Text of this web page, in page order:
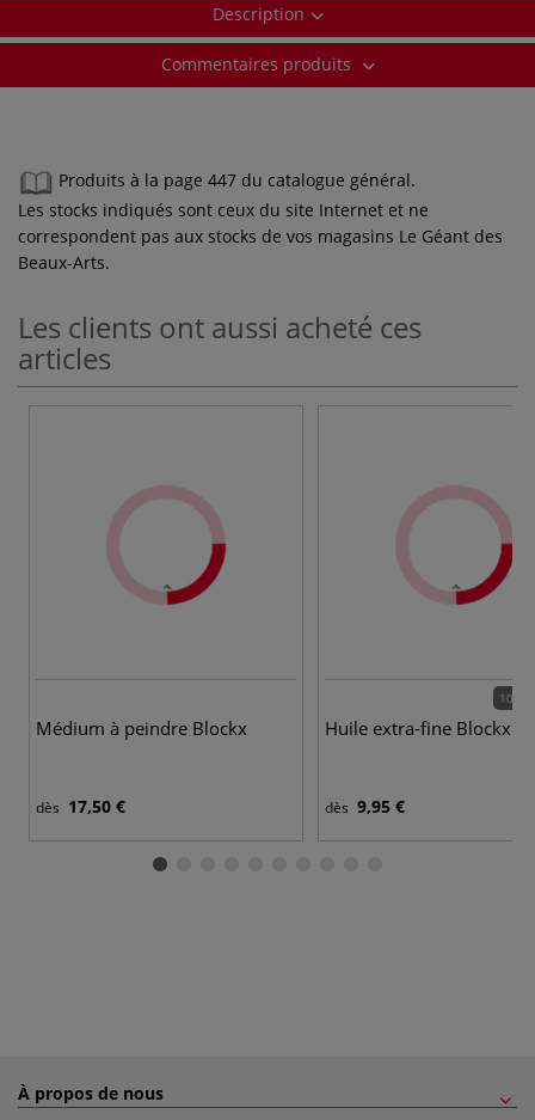
Description
Commentaires produits
Produits à la page 447 du catalogue général.
Les stocks indiqués sont ceux du site Internet et ne
correspondent pas aux stocks de vos magasins Le Géant des
Beaux-Arts.
Les clients ont aussi acheté ces
articles
Médium à peindre Blockx
dès 17,50 €
105
Huile extra-fine Blockx
dès 9,95 €
À propos de nous